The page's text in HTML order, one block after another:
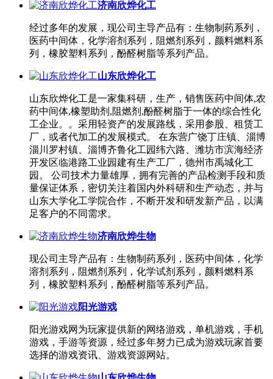
济南欣烨化工
经过多年的发展，现公司主导产品有：生物制药系列，
医药中间体，化学溶剂系列，阻燃剂系列，颜料燃料系
列，橡胶塑料系列，酚醛树脂等系列产品。
山东欣烨化工
山东欣烨化工是一家集科研，生产，销售医药中间体,农
药中间体,橡塑助剂,阻燃剂,酚醛树脂于一体的综合性化
工企业。。采用轻资产的发展路线，采用参股、租赁工
厂，或者代加工的发展模式。 在东营广饶丁庄镇、淄博
淄川罗村镇、淄博齐鲁化工园纬六路、潍坊市滨海经济
开发区临港路工业园建有生产工厂，德州市禹城化工
园。 公司技术力量雄厚，拥有完善的产品检测手段和质
量保证体系，密切关注着国内外科研和生产动态，并与
山东大学化工学院合作，不断开发和研发新产品，以满
足客户的不同需求。
济南欣烨生物
现公司主导产品有：生物制药系列，医药中间体，化学
溶剂系列，阻燃剂系列，化学试剂系列，颜料燃料系
列，橡胶塑料系列，酚醛树脂等系列产品。
阳光游戏
阳光游戏网为玩家提供新的网络游戏，单机游戏，手机
游戏，手游等资源，经过多年努力已成为游戏玩家首要
选择的游戏资讯、游戏资源网站。